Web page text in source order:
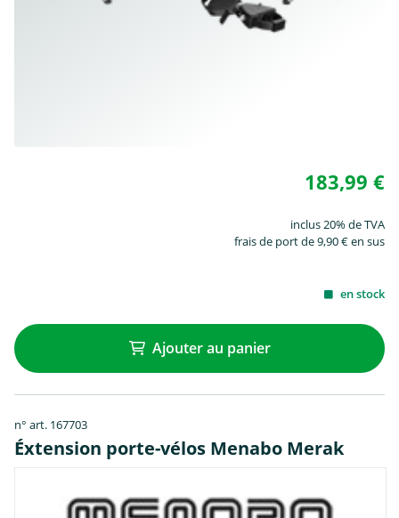
183,99 €
inclus 20% de TVA
frais de port de 9,90 € en sus
en stock
Ajouter au panier
n° art. 167703
Éxtension porte-vélos Menabo Merak